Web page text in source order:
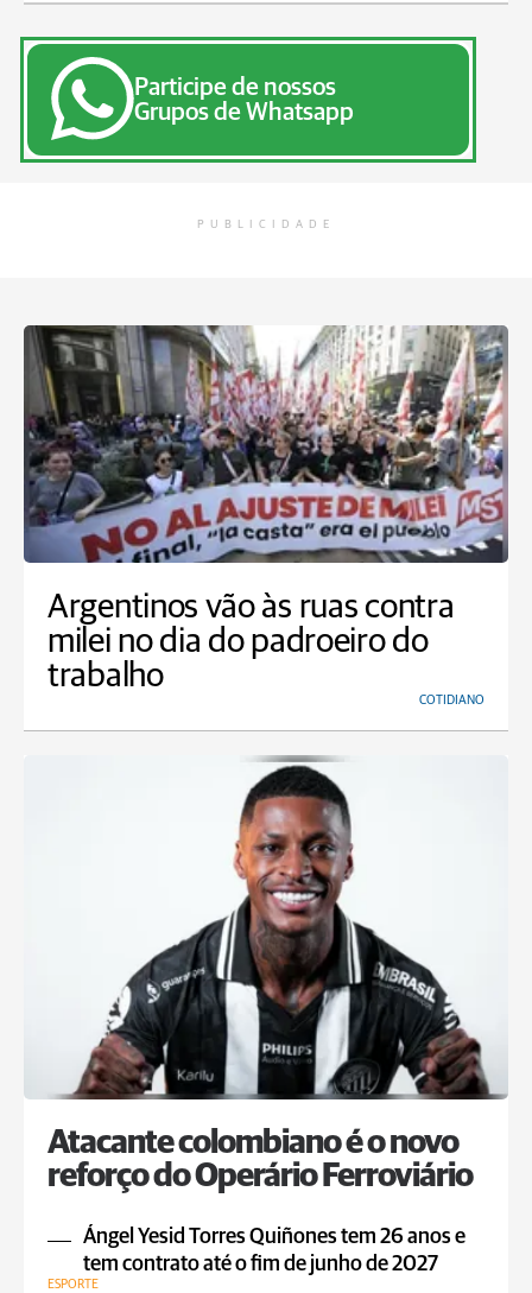
Participe de nossos
Grupos de Whatsapp
PUBLICIDADE
Argentinos vão às ruas contra
milei no dia do padroeiro do
trabalho
COTIDIANO
Atacante colombiano é o novo
reforço do Operário Ferroviário
Ángel Yesid Torres Quiñones tem 26 anos e
tem contrato até o fim de junho de 2027
ESPORTE